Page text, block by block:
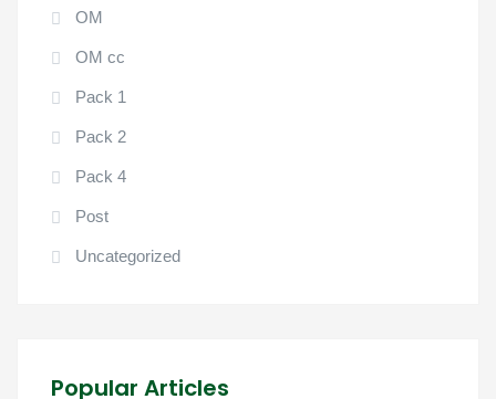
OM
OM cc
Pack 1
Pack 2
Pack 4
Post
Uncategorized
Popular Articles